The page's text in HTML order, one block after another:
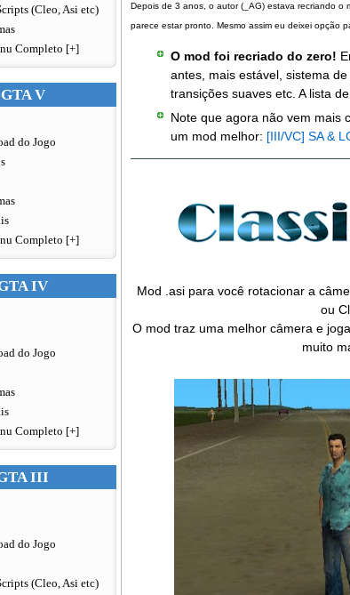
(Cleo, Asi etc)
Completo [+]
GTA V
do Jogo
Completo [+]
IV
do Jogo
Completo [+]
III
do Jogo
(Cleo, Asi etc)
Depois de 3 anos, o autor (_AG) estava recriando
parece estar pronto. Mesmo assim eu deixei opção
O mod foi recriado do zero!
antes, mais estável, sistema
transições suaves etc. A lista
Note que agora não vem mais
um mod melhor: [III/VC] SA &
Mod .asi para você rotacionar a
ou
O mod traz uma melhor câmera e
muito